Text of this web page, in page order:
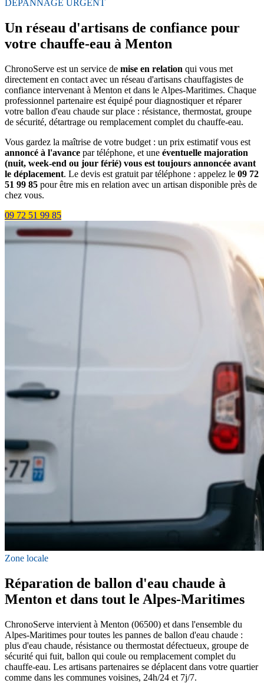
DÉPANNAGE URGENT
Un réseau d'artisans de confiance pour
votre chauffe-eau à Menton
ChronoServe est un service de mise en relation qui vous met
directement en contact avec un réseau d'artisans chauffagistes de
confiance intervenant à Menton et dans le Alpes-Maritimes. Chaque
professionnel partenaire est équipé pour diagnostiquer et réparer
votre ballon d'eau chaude sur place : résistance, thermostat, groupe
de sécurité, détartrage ou remplacement complet du chauffe-eau.
Vous gardez la maîtrise de votre budget : un prix estimatif vous est
annoncé à l'avance par téléphone, et une éventuelle majoration
(nuit, week-end ou jour férié) vous est toujours annoncée avant
le déplacement. Le devis est gratuit par téléphone : appelez le 09 72
51 99 85 pour être mis en relation avec un artisan disponible près de
chez vous.
09 72 51 99 85
Zone locale
Réparation de ballon d'eau chaude à
Menton et dans tout le Alpes-Maritimes
ChronoServe intervient à Menton (06500) et dans l'ensemble du
Alpes-Maritimes pour toutes les pannes de ballon d'eau chaude :
plus d'eau chaude, résistance ou thermostat défectueux, groupe de
sécurité qui fuit, ballon qui coule ou remplacement complet du
chauffe-eau. Les artisans partenaires se déplacent dans votre quartier
comme dans les communes voisines, 24h/24 et 7j/7.